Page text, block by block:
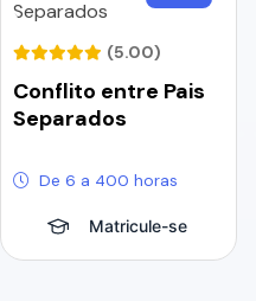
(5.00)
Conflito entre Pais
Separados
De 6 a 400 horas
Matricule-se